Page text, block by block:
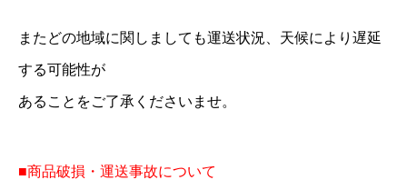
またどの地域に関しましても運送状況、天候により遅延
する可能性が
あることをご了承くださいませ。
■商品破損・運送事故について